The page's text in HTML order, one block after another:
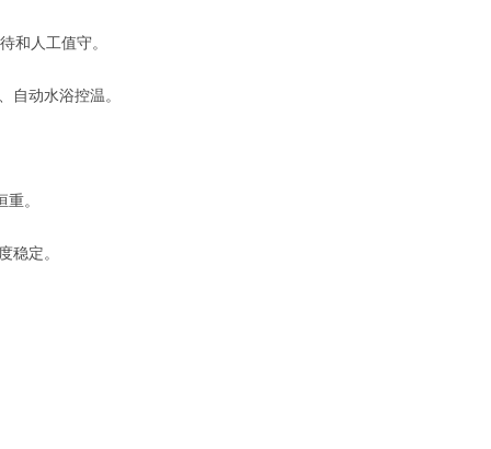
和人工值守。
自动水浴控温。
。
稳定。